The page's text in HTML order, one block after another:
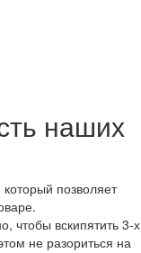
наших
который позволяет
чтобы вскипятить 3-х
не разориться на